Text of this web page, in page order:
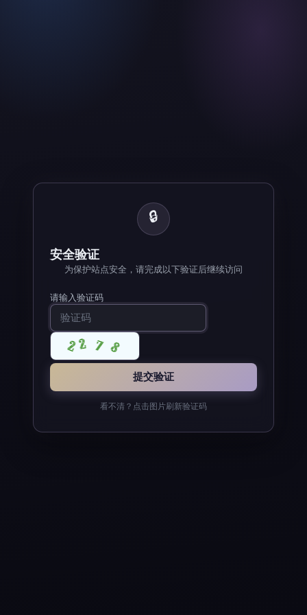
🔒
安全验证
为保护站点安全，请完成以下验证后继续访问
请输入验证码
看不清？点击图片刷新验证码